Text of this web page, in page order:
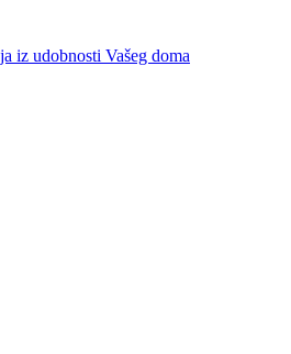
iz udobnosti Vašeg doma